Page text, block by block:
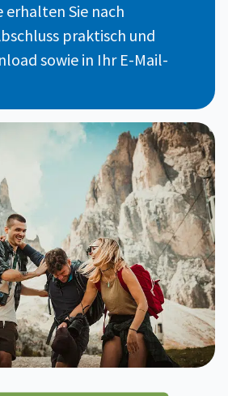
Sie nach
praktisch und
sowie in Ihr E-Mail-